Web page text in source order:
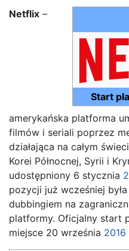
Start
Netflix –
amerykańska platforma
filmów i seriali poprzez
działająca na całym
Korei Północnej, Syrii i
udostępniony 6 stycznia
pozycji już wcześniej
dubbingiem na
platformy. Oficjalny start
miejsce 20 września 2016